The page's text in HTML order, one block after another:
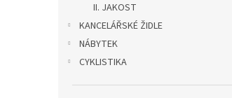
II. JAKOST
KANCELÁŘSKÉ ŽIDLE
NÁBYTEK
CYKLISTIKA